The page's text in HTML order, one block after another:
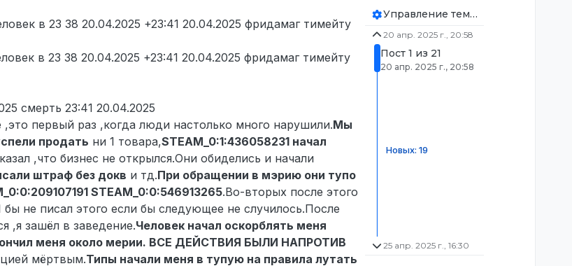
в 23 38 20.04.2025 +23:41 20.04.2025 фридамаг тимейту
в 23 38 20.04.2025 +23:41 20.04.2025 фридамаг тимейту
смерть 23:41 20.04.2025
первый раз ,когда люди настолько много нарушили.Мы
продать ни 1 товара,STEAM_0:1:436058231 начал
,что бизнес не открылся.Они обиделись и начали
штраф без докв и тд.При обращении в мэрию они тупо
STEAM_0:0:546913265.Во-вторых после этого
не писал этого если бы следующее не случилось.После
,я зашёл в заведение.Человек начал оскорблять меня
меня около мерии. ВСЕ ДЕЙСТВИЯ БЫЛИ НАПРОТИВ
мёртвым.Типы начали меня в тупую на правила лутать
Управление темой
20 апр. 2025 г., 20:58
Пост 1 из 21
20 апр. 2025 г., 20:58
Новых: 19
25 апр. 2025 г., 16:30